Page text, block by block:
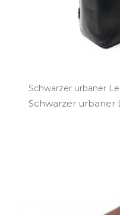
Schwarzer urbaner
Schwarzer urbaner